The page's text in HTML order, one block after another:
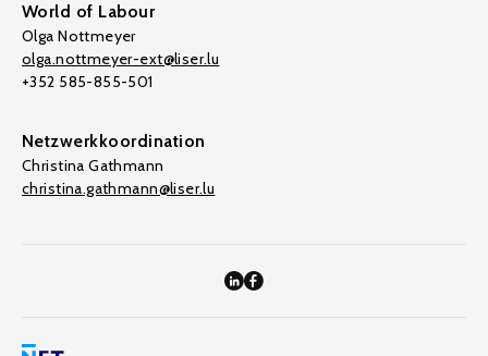
World of Labour
Olga Nottmeyer
olga.nottmeyer-ext@liser.lu
+352 585-855-501
Netzwerkkoordination
Christina Gathmann
christina.gathmann@liser.lu